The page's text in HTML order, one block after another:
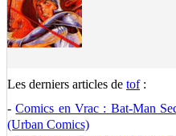
Les derniers articles de tof:
-Comics en Vrac : Bat-Man
(Urban Comics)